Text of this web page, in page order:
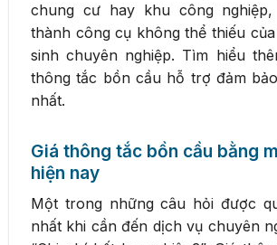
chung cư hay khu công
thành công cụ không thể thiếu
sinh chuyên nghiệp. Tìm hiểu
thông tắc bồn cầu hỗ trợ đảm
nhất.
Giá thông tắc bồn cầu bằng
hiện nay
Một trong những câu hỏi được
nhất khi cần đến dịch vụ chuyên